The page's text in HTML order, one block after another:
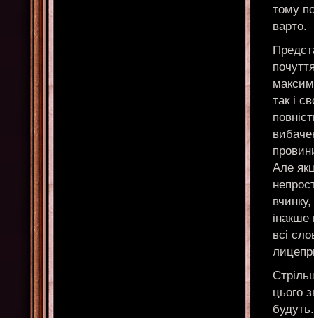
тому
варто.
так і
Але
всі
цього